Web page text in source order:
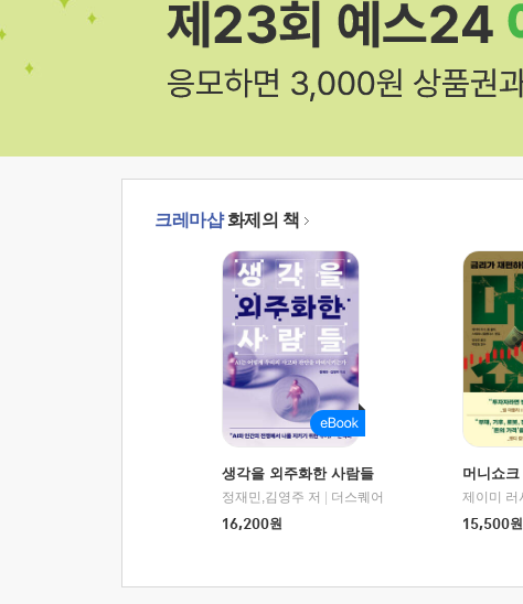
크레마샵화제의 책
생각을 외주화한 사람들
정재민,김영주 저
더스퀘어
16,200원
머니쇼크
15,500원